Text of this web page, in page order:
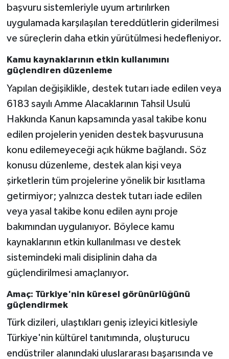
başvuru sistemleriyle uyum artırılırken
uygulamada karşılaşılan tereddütlerin giderilmesi
ve süreçlerin daha etkin yürütülmesi hedefleniyor.
Kamu kaynaklarının etkin kullanımını
güçlendiren düzenleme
Yapılan değişiklikle, destek tutarı iade edilen veya
6183 sayılı Amme Alacaklarının Tahsil Usulü
Hakkında Kanun kapsamında yasal takibe konu
edilen projelerin yeniden destek başvurusuna
konu edilemeyeceği açık hükme bağlandı. Söz
konusu düzenleme, destek alan kişi veya
şirketlerin tüm projelerine yönelik bir kısıtlama
getirmiyor; yalnızca destek tutarı iade edilen
veya yasal takibe konu edilen aynı proje
bakımından uygulanıyor. Böylece kamu
kaynaklarının etkin kullanılması ve destek
sistemindeki mali disiplinin daha da
güçlendirilmesi amaçlanıyor.
Amaç: Türkiye'nin küresel görünürlüğünü
güçlendirmek
Türk dizileri, ulaştıkları geniş izleyici kitlesiyle
Türkiye'nin kültürel tanıtımında, oluşturucu
endüstriler alanındaki uluslararası başarısında ve